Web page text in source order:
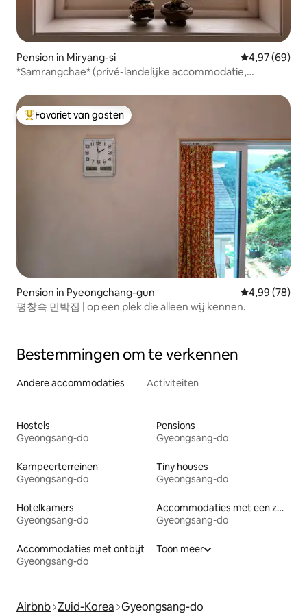
Pension in Miryang-si Gemiddelde
4,97 (69)
*Samrangchae* (privé-landelijke accommodatie,
inbegrepen)
Topfavoriet van gasten
Favoriet van gasten
Pension in Pyeongchang-gun Gemiddelde
4,99 (78)
평창속 민박집 | op een plek die alleen wij kennen.
Bestemmingen om te verkennen
Andere accommodaties Activiteiten
Hostels
Gyeongsang-do
Pensions
Gyeongsang-do
Kampeerterreinen
Gyeongsang-do
Tiny houses
Gyeongsang-do
Hotelkamers
Gyeongsang-do
Accommodaties met een zwembad
Gyeongsang-do
Accommodaties met ontbijt
Gyeongsang-do
Toon meer
Airbnb Zuid-Korea Gyeongsang-do